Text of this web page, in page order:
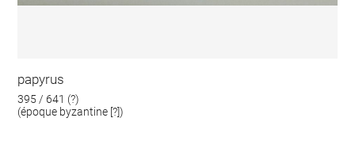
papyrus
395 / 641 (?)
(époque byzantine [?])